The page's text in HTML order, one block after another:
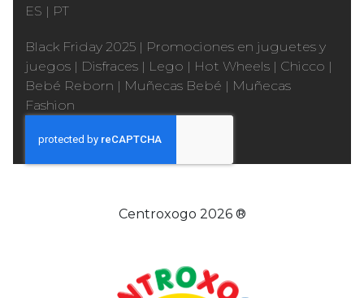
ES | PT
Black Friday 2025 | Promociones en juguetes y
juegos | Disfraces | Lego | Hot Wheels | Chicco |
Bebé Reborn | Muñecas Bebé | Muñecas
Fashion
Centroxogo 2026 ®